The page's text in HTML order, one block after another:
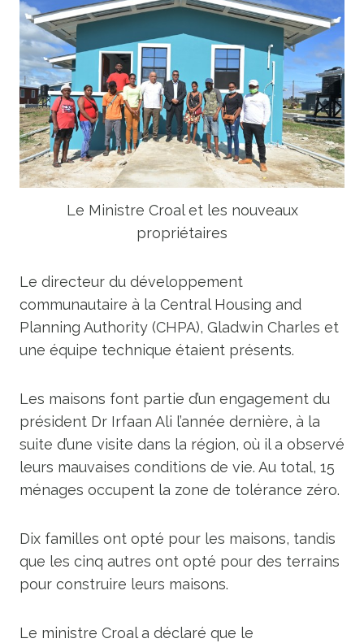
Le Ministre Croal et les nouveaux
propriétaires
Le directeur du développement
communautaire à la Central Housing and
Planning Authority (CHPA), Gladwin Charles et
une équipe technique étaient présents.
Les maisons font partie d’un engagement du
président Dr Irfaan Ali l’année dernière, à la
suite d’une visite dans la région, où il a observé
leurs mauvaises conditions de vie. Au total, 15
ménages occupent la zone de tolérance zéro.
Dix familles ont opté pour les maisons, tandis
que les cinq autres ont opté pour des terrains
pour construire leurs maisons.
Le ministre Croal a déclaré que le